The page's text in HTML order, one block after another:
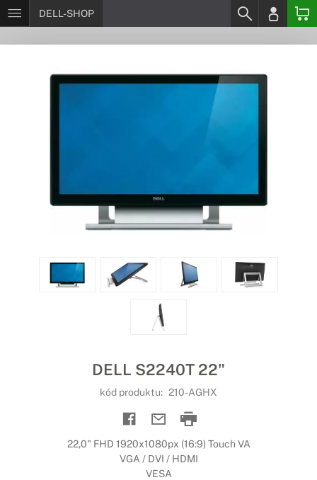
DELL-SHOP
DELL S2240T 22"
kód produktu: 210-AGHX
22,0" FHD 1920x1080px (16:9) Touch VA
VGA / DVI / HDMI
VESA